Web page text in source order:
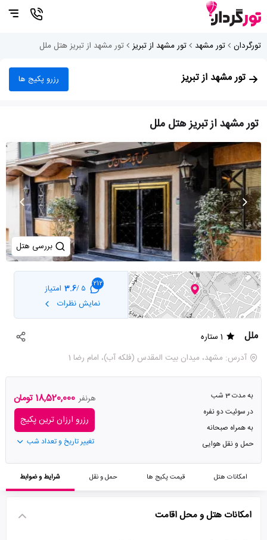
تورگردان تور مشهد تور مشهد از تبریز تور مشهد از تبریز هتل ملل
تور مشهد از تبریز رزرو پکیج ها
تور مشهد از تبریز هتل ملل
بررسی هتل
212
5 /
3.6 امتیاز
نمایش نظرات
ملل
1 ستاره
آدرس: مشهد، ميدان بيت المقدس (فلکه آب)، امام رضا 1
به مدت 3 شب
در سوئیت دو نفره
به همراه صبحانه
حمل و نقل هوایی
هرنفر 18,520,000 تومان
رزرو ارزان ترین پکیج
تغییر تاریخ و تعداد شب
امکانات هتل قیمت پکیج ها حمل و نقل شرایط و ضوابط
امکانات هتل و محل اقامت